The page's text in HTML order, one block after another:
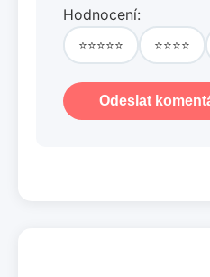
Hodnocení:
⭐⭐⭐⭐⭐ ⭐⭐⭐⭐
Odeslat